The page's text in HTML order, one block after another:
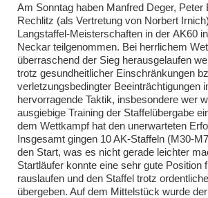
Am Sonntag haben Manfred Deger, Peter
Rechlitz (als Vertretung von Norbert
Langstaffel-Meisterschaften in der AK60in
Neckar teilgenommen. Bei herrlichem
überraschend der Sieg herausgelaufen
trotz gesundheitlicher Einschränkungen
verletzungsbedingter Beeinträchtigungen
hervorragende Taktik, insbesondere wer
ausgiebige Training der Staffelübergabe
dem Wettkampf hat den unerwarteten
Insgesamt gingen 10 AK-Staffeln (M30-
den Start, was es nicht gerade leichter
Startläufer konnte eine sehr gute Position
rauslaufen und den Staffel trotz
übergeben. Auf dem Mittelstück wurde